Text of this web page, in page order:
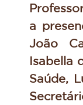
a
João
Isabella
Saúde,